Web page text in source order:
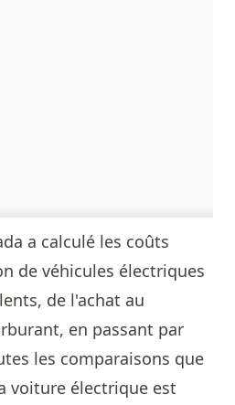
a calculé les coûts
de véhicules électriques
de l'achat au
en passant par
les comparaisons que
voiture électrique est